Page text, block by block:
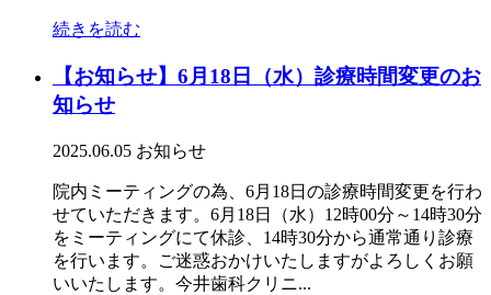
続きを読む
【お知らせ】6月18日（水）診療時間変更のお
知らせ
2025.06.05 お知らせ
院内ミーティングの為、6月18日の診療時間変更を行わ
せていただきます。6月18日（水）12時00分～14時30分
をミーティングにて休診、14時30分から通常通り診療
を行います。ご迷惑おかけいたしますがよろしくお願
いいたします。今井歯科クリニ...